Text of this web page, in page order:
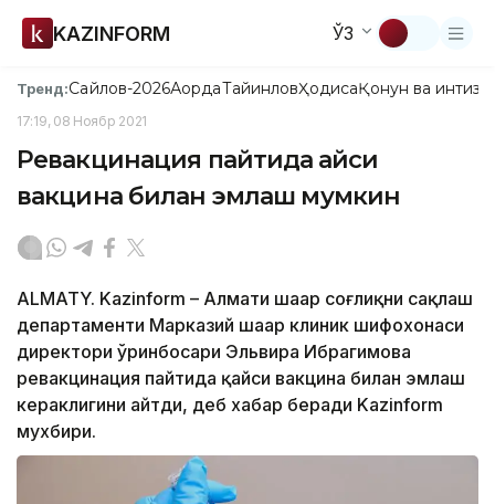
KAZINFORM ЎЗ
Тренд:Сайлов-2026АқордаТайинловҲодисаҚонун ва
17:19, 08 Ноябр 2021
Ревакцинация пайтида қайси
вакцина билан эмлаш мумкин
ALMATY. Kazinform – Алмати шаҳар соғлиқни сақлаш
департаменти Марказий шаҳар клиник шифохонаси
директори ўринбосари Эльвира Ибрагимова
ревакцинация пайтида қайси вакцина билан эмлаш
кераклигини айтди, деб хабар беради Kazinform
мухбири.